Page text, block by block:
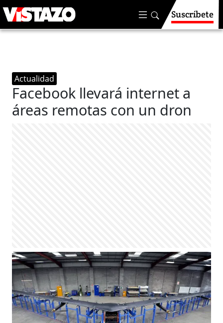
Suscríbete
Actualidad
Facebook llevará internet a
áreas remotas con un dron